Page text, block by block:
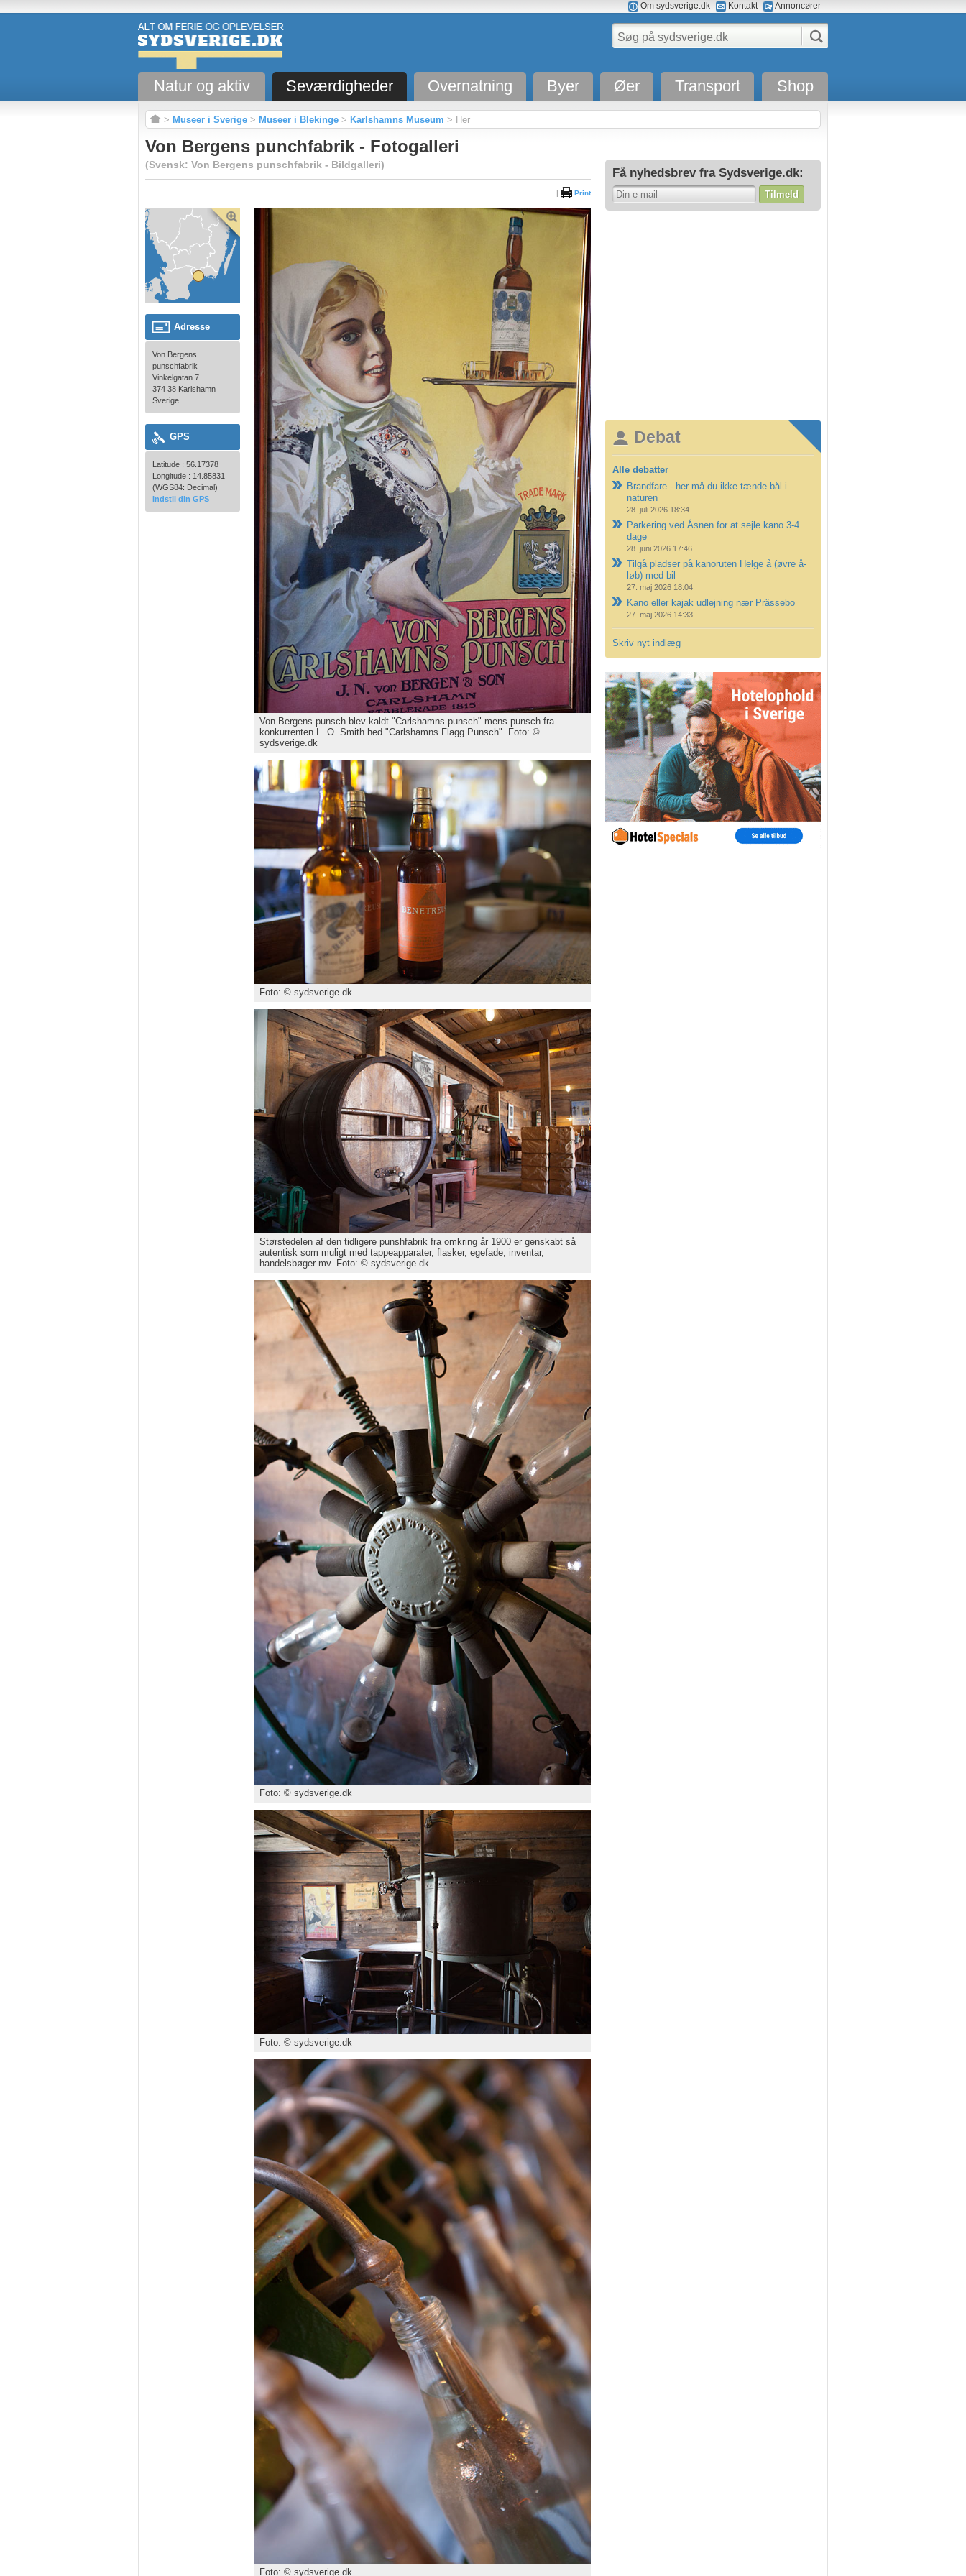
Om sydsverige.dk Kontakt Annoncører
Natur og aktiv Seværdigheder Overnatning Byer Øer Transport Shop
> Museer i Sverige > Museer i Blekinge > Karlshamns Museum > Her
Få nyhedsbrev fra Sydsverige.dk:
Tilmeld
Debat
Alle debatter
Brandfare - her må du ikke tænde bål i
naturen
28. juli 2026 18:34
Parkering ved Åsnen for at sejle kano 3-4
dage
28. juni 2026 17:46
Tilgå pladser på kanoruten Helge å (øvre å-
løb) med bil
27. maj 2026 18:04
Kano eller kajak udlejning nær Prässebo
27. maj 2026 14:33
Skriv nyt indlæg
Von Bergens punchfabrik - Fotogalleri
(Svensk: Von Bergens punschfabrik - Bildgalleri)
| Print
Adresse
Von Bergens
punschfabrik
Vinkelgatan 7
374 38 Karlshamn
Sverige
GPS
Latitude : 56.17378
Longitude : 14.85831
(WGS84: Decimal)
Indstil din GPS
Von Bergens punsch blev kaldt "Carlshamns punsch" mens punsch fra
konkurrenten L. O. Smith hed "Carlshamns Flagg Punsch". Foto: ©
sydsverige.dk
Foto: © sydsverige.dk
Størstedelen af den tidligere punshfabrik fra omkring år 1900 er genskabt så
autentisk som muligt med tappeapparater, flasker, egefade, inventar,
handelsbøger mv. Foto: © sydsverige.dk
Foto: © sydsverige.dk
Foto: © sydsverige.dk
Foto: © sydsverige.dk